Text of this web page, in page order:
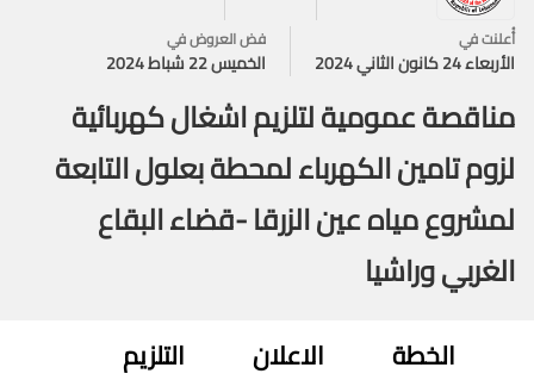
أُعلنت في
الأربعاء 24 كانون الثاني 2024
فض العروض في
الخميس 22 شباط 2024
مناقصة عمومية لتلزيم اشغال كهربائية
لزوم تامين الكهرباء لمحطة بعلول التابعة
لمشروع مياه عين الزرقا -قضاء البقاع
الغربي وراشيا
الخطة الاعلان
التلزيم